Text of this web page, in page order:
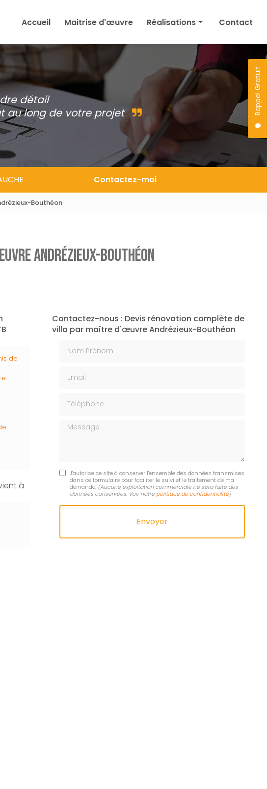
Rappel Gratuit
Accueil
Maitrise d'œuvre Réalisations
Agrandissement
Permis de construire
Autres
Projet en cours
Contact
détail
au long de votre projet
Contactez-moi
Bouthéon
Andrézieux-Bouthéon
de
à
Contactez-nous : Devis rénovation complète de
villa par maître d'œuvre Andrézieux-Bouthéon
Message
J'autorise ce site à conserver l'ensemble des données transmises
dans ce formulaire pour faciliter le suivi et le traitement de ma
demande. (Aucune exploitation commerciale ne sera faite des
données conservées. Voir notre politique de confidentialité)